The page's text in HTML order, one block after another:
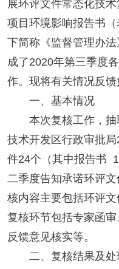
展环评文件常态化技
项目环境影响报告书
下简称《监督管理办
成了2020年第三季度
作。现将有关情况反馈
一、基本情况
本次复核工作，抽
技术开发区行政审批
件24个（其中报告书
二季度告知承诺环评
核内容主要包括环评文
复核环节包括专家函
反馈意见核实等。
二、复核结果及处